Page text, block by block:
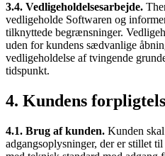
3.4. Vedligeholdelsesarbejde.
vedligeholde Softwaren og
tilknyttede begrænsninger.
uden for kundens sædvanlige
vedligeholdelse af tvingende
tidspunkt.
4. Kundens
4.1. Brug af kunden. Kunden
adgangsoplysninger, der er stillet